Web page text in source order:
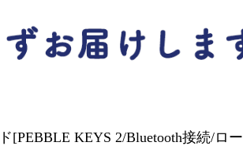
[PEBBLE KEYS 2/Bluetooth接続/ロー